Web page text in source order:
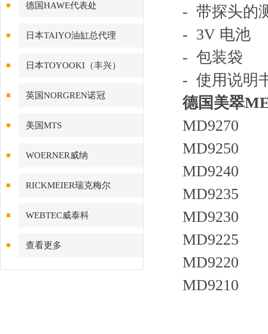
德国HAWE代表处
日本TAIYO油缸总代理
日本TOYOOKI（丰兴）
英国NORGREN诺冠
美国MTS
WOERNER威纳
RICKMEIER瑞克梅尔
WEBTEC威泰科
查看更多
- 带探头的
- 3V 电池
- 包装袋
- 使用说明
德国美翠
MD9270
MD9250
MD9240
MD9235
MD9230
MD9225
MD9220
MD9210